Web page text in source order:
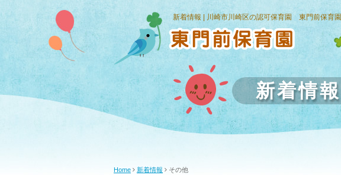
新着情報 | 川崎市川崎区の認可保育園 東門前保育園
新着情報
Home 新着情報 その他